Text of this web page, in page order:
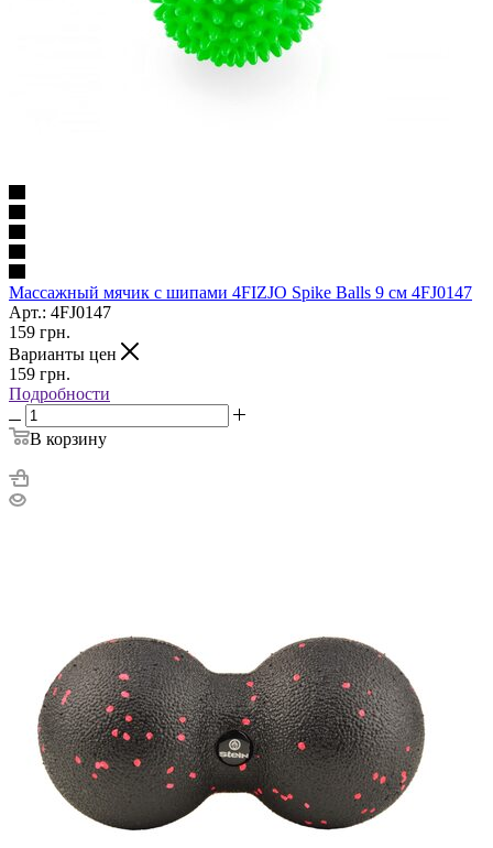
Массажный мячик с шипами 4FIZJO Spike Balls 9 см 4FJ0147
Арт.: 4FJ0147
159 грн.
Варианты цен
159 грн.
Подробности
В корзину